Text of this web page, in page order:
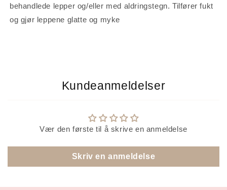
behandlede lepper og/eller med aldringstegn. Tilfører fukt
og gjør leppene glatte og myke
Kundeanmeldelser
Vær den første til å skrive en anmeldelse
Skriv en anmeldelse